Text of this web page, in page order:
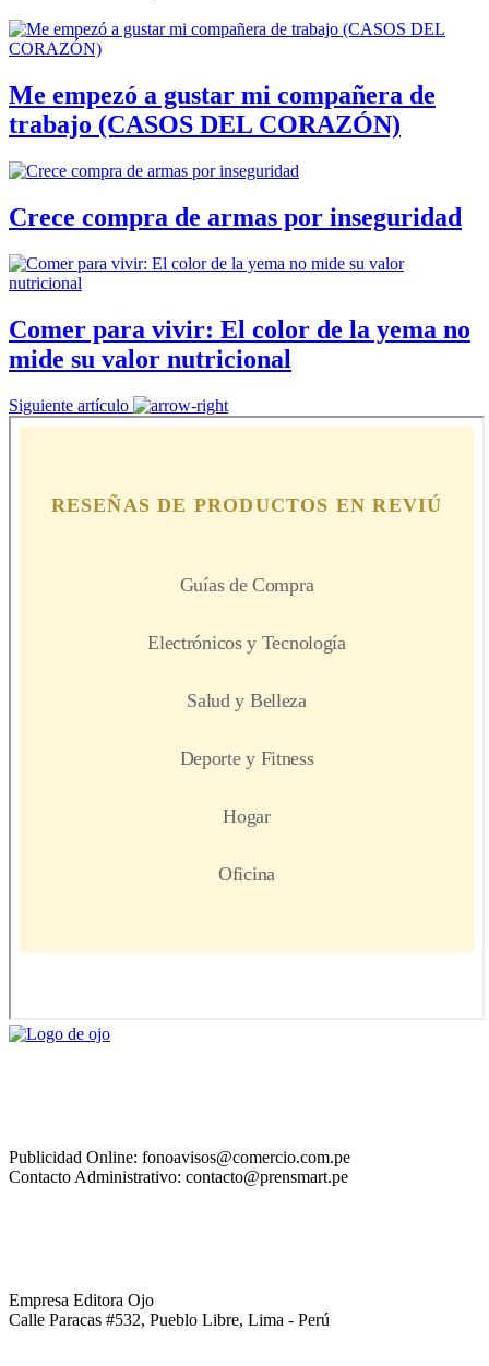
Me empezó a gustar mi compañera de
trabajo (CASOS DEL CORAZÓN)
Crece compra de armas por inseguridad
Comer para vivir: El color de la yema no
mide su valor nutricional
Siguiente artículo
Publicidad Online: fonoavisos@comercio.com.pe
Contacto Administrativo: contacto@prensmart.pe
Empresa Editora Ojo
Calle Paracas #532, Pueblo Libre, Lima - Perú